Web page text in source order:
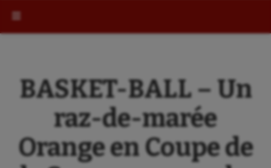
BASKET-BALL – Un
raz-de-marée
Orange en Coupe de